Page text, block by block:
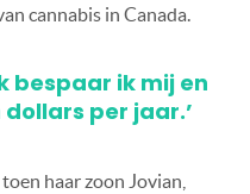
cannabis in Canada.
bespaar ik mij en
per jaar.’
haar zoon Jovian,